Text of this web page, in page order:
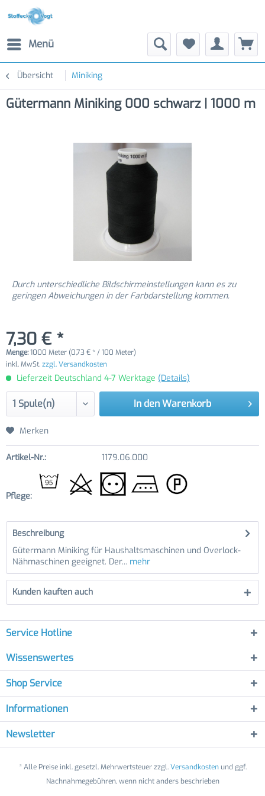
Menü
Übersicht Miniking
Gütermann Miniking 000 schwarz | 1000 m
Durch unterschiedliche Bildschirmeinstellungen kann es zu
geringen Abweichungen in der Farbdarstellung kommen.
7,30 € *
Menge:1000 Meter (0,73 € * / 100 Meter)
inkl. MwSt.zzgl. Versandkosten
Lieferzeit Deutschland 4-7 Werktage (Details)
In den Warenkorb
Merken
Artikel-Nr.: 1179.06.000
Pflege:
Beschreibung
Gütermann Miniking für Haushaltsmaschinen und Overlock-
Nähmaschinen geeignet. Der... mehr
Kunden kauften auch
Service Hotline
Wissenswertes
Shop Service
Informationen
Newsletter
* Alle Preise inkl. gesetzl. Mehrwertsteuer zzgl.Versandkostenund ggf.
Nachnahmegebühren, wenn nicht anders beschrieben